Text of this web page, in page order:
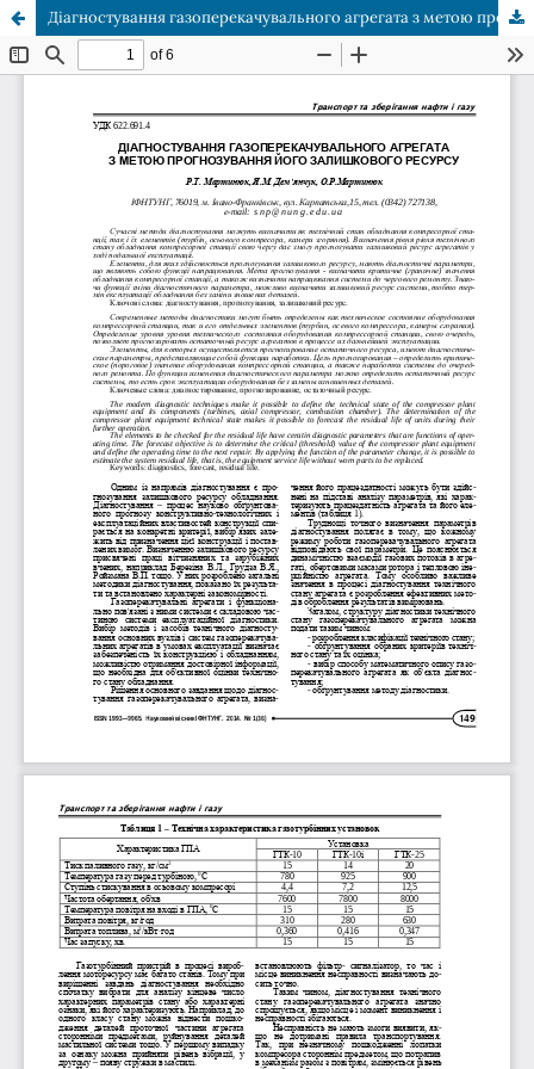
Діагностування газоперекачувального агрегата з метою прогнозування його залишкового ресурсу